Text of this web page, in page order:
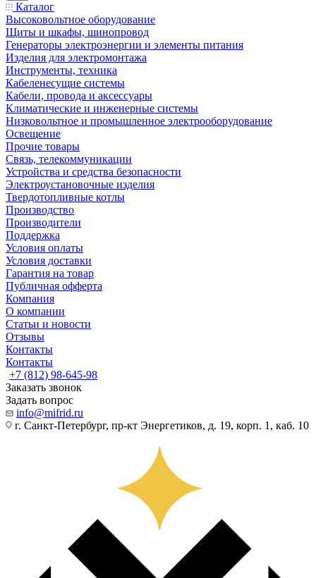
Каталог
Высоковольтное оборудование
Щиты и шкафы, шинопровод
Генераторы электроэнергии и элементы питания
Изделия для электромонтажа
Инструменты, техника
Кабеленесущие системы
Кабели, провода и аксессуары
Климатические и инженерные системы
Низковольтное и промышленное электрооборудование
Освещение
Прочие товары
Связь, телекоммуникации
Устройства и средства безопасности
Электроустановочные изделия
Твердотопливные котлы
Производство
Производители
Поддержка
Условия оплаты
Условия доставки
Гарантия на товар
Публичная офферта
Компания
О компании
Статьи и новости
Отзывы
Контакты
Контакты
+7 (812) 98-645-98
Заказать звонок
Задать вопрос
info@mifrid.ru
г. Санкт-Петербург, пр-кт Энергетиков, д. 19, корп. 1, каб. 10